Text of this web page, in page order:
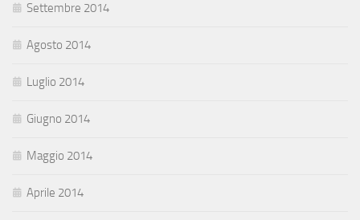
Settembre 2014
Agosto 2014
Luglio 2014
Giugno 2014
Maggio 2014
Aprile 2014